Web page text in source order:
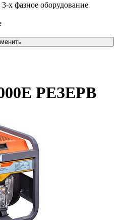
х фазное оборудование
РЕЗЕРВ